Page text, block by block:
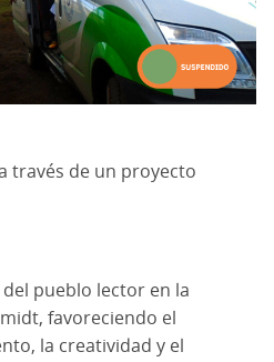
través de un proyecto
pueblo lector en la
favoreciendo el
la creatividad y el